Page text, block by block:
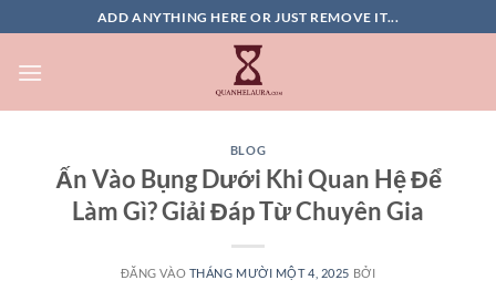
qua
nội
ADD ANYTHING HERE OR JUST REMOVE IT...
BLOG
Ấn Vào Bụng Dưới Khi Quan Hệ Để
Làm Gì? Giải Đáp Từ Chuyên Gia
ĐĂNG VÀO THÁNG MƯỜI MỘT 4, 2025 BỞI